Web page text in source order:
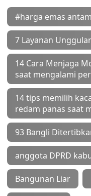
#harga emas
7 Layanan
14 Cara Menjaga
saat mengalami
14 tips memilih
redam panas saat
93 Bangli
anggota DPRD
Bangunan Liar